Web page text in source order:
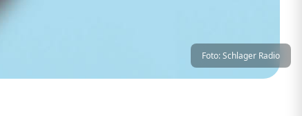
Foto: Schlager Radio